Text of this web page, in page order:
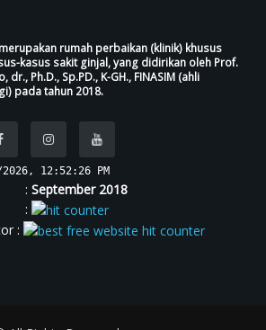
rumah perbaikan (klinik) khusus
kasus sakit ginjal, yang didirikan oleh Prof.
dr., Ph.D., Sp.PD., K-GH., FINASIM (ahli
pada tahun 2018.
12:52:26 PM
: September 2018
:
: